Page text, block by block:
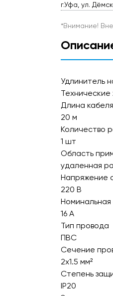
г.Уфа, ул.
*Внимание!
Удлинитель
Длина кабеля
20 м
Количество
1 шт
Область
удаленная
Напряжение
220 В
Номинальная
16 А
Тип провода
ПВС
Сечение
2х1.5 мм²
Степень
IP20